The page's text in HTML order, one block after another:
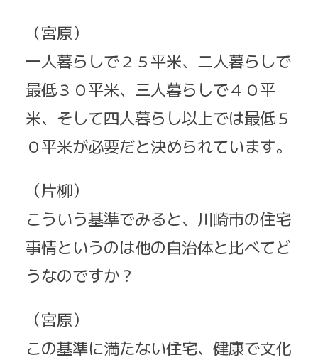
（宮原）
一人暮らしで２５平米、二人暮らしで
最低３０平米、三人暮らしで４０平
米、そして四人暮らし以上では最低５
０平米が必要だと決められています。
（片柳）
こういう基準でみると、川崎市の住宅
事情というのは他の自治体と比べてど
うなのですか？
（宮原）
この基準に満たない住宅、健康で文化